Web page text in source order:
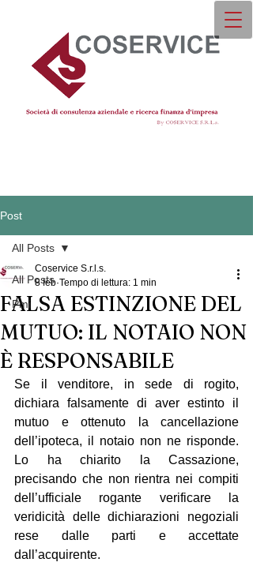
Post
All Posts
Pmi
All Posts
FALSA ESTINZIONE DEL
MUTUO: IL NOTAIO NON
È RESPONSABILE
Coservice S.r.l.s.
8 feb Tempo di lettura: 1 min
Se il venditore, in sede di rogito,
dichiara falsamente di aver estinto il
mutuo e ottenuto la cancellazione
dell’ipoteca, il notaio non ne risponde.
Lo ha chiarito la Cassazione,
precisando che non rientra nei compiti
dell’ufficiale rogante verificare la
veridicità delle dichiarazioni negoziali
rese dalle parti e accettate
dall’acquirente.